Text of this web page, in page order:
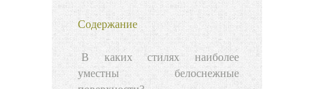
Содержание
В каких стилях наиболее
уместны белоснежные